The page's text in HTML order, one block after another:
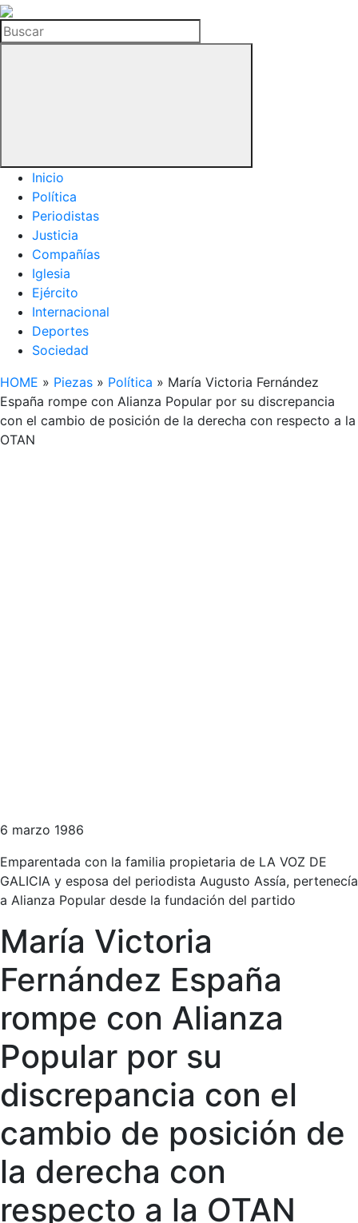
La
Hemeroteca
del
Buscar
Inicio
Política
Periodistas
Justicia
Compañías
Iglesia
Ejército
Internacional
Deportes
Sociedad
HOME » Piezas » Política » María Victoria Fernández
España rompe con Alianza Popular por su discrepancia
con el cambio de posición de la derecha con respecto a la
OTAN
6 marzo 1986
Emparentada con la familia propietaria de LA VOZ DE
GALICIA y esposa del periodista Augusto Assía, pertenecía
a Alianza Popular desde la fundación del partido
María Victoria
Fernández España
rompe con Alianza
Popular por su
discrepancia con el
cambio de posición de
la derecha con
respecto a la OTAN